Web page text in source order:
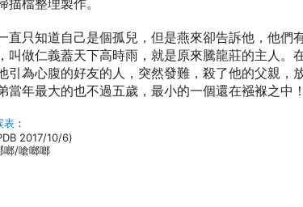
描檔整理製作。
直只知道自己是個孤兒，但是燕來卻告訴他，他們
叫做仁義蓋天下高時雨，就是原來騰龍莊的主人。
引為心腹的好友的人，突然發難，殺了他的父親，
當年最大的也不過五歲，最小的一個還在襁褓之中！
表 ：
2017/10/6)
啷/嗆啷啷